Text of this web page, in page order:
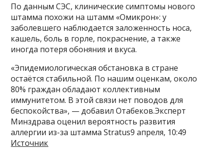
По данным СЭС, клинические симптомы нового
штамма похожи на штамм «Омикрон»: у
заболевшего наблюдается заложенность носа,
кашель, боль в горле, покраснение, а также
иногда потеря обоняния и вкуса.
«Эпидемиологическая обстановка в стране
остаётся стабильной. По нашим оценкам, около
80% граждан обладают коллективным
иммунитетом. В этой связи нет поводов для
беспокойства», — добавил Отабеков.Эксперт
Минздрава оценил вероятность развития
аллергии из-за штамма Stratus9 апреля, 10:49
Источник